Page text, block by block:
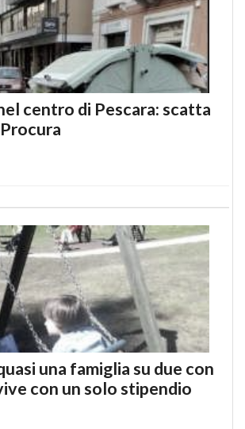
centro di Pescara: scatta
una famiglia su due con
con un solo stipendio